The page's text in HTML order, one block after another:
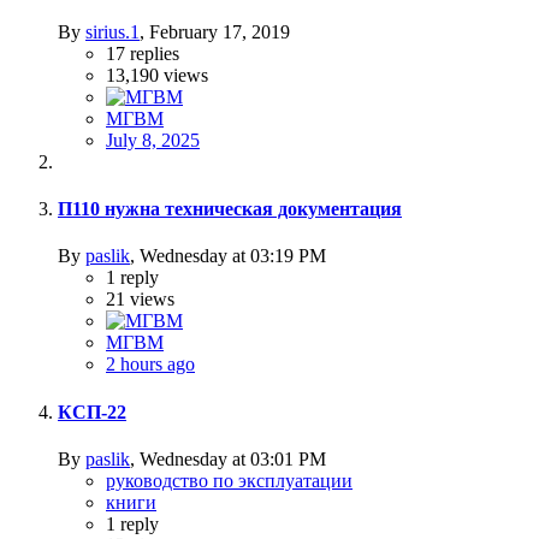
By sirius.1 , February 17, 2019
17 replies
13,190 views
МГВМ
July 8, 2025
П110 нужна техническая документация
By paslik, Wednesday at 03:19 PM
1 reply
21 views
МГВМ
2 hours ago
КСП-22
By paslik, Wednesday at 03:01 PM
руководство по эксплуатации
книги
1 reply